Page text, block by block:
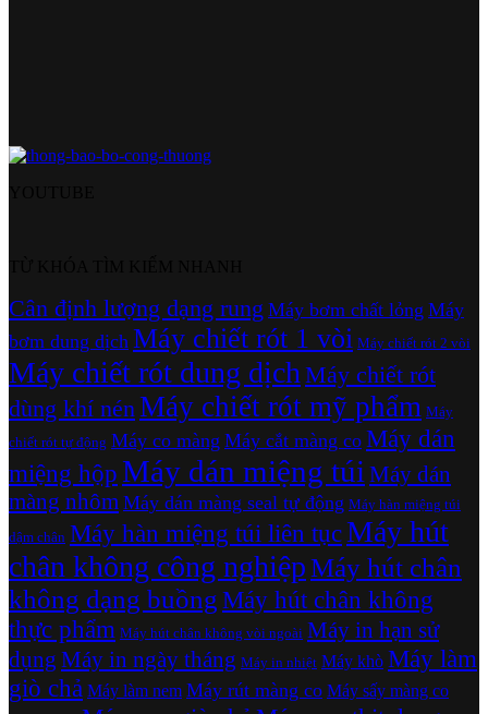
Cân định lượng dạng rung Máy bơm chất lỏng Máy
bơm dung dịch Máy chiết rót 1 vòi Máy chiết rót 2 vòi
Máy chiết rót dung dịchMáy chiết rót
dùng khí nénMáy chiết rót mỹ phẩm Máy
chiết rót tự động Máy co màng Máy cắt màng co Máy dán
miệng hộpMáy dán miệng túi Máy dán
màng nhôm Máy dán màng seal tự động Máy hàn miệng túi
dậm chân Máy hàn miệng túi liên tụcMáy hút
chân không công nghiệpMáy hút chân
không dạng buồngMáy hút chân không
thực phẩm Máy hút chân không vòi ngoài Máy in hạn sử
dụng Máy in ngày tháng Máy in nhiệt Máy khò Máy làm
giò chả Máy làm nem Máy rút màng co Máy sấy màng co